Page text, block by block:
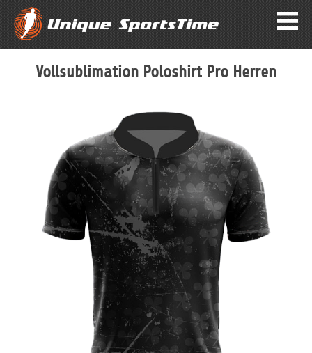
Vollsublimation Poloshirt Pro Herren
Bildergalerie